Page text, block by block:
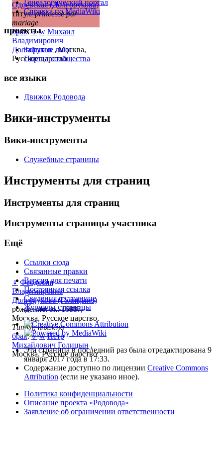
Одоевская (Долгорукова)
титул:princesse par
mariage
брак:♂ w Михаил
Владимирович
Долгоруков, Москва,
Русское царство
♀ Феодосия
Владимировна
Долгорукова (Голицына)
рождение: ок. 1688?,
Москва, Русское царство,
Титул: княжна
брак:♂ w Петр
Михайлович Голицын ,
Москва, Русское царство
Генеалогический портал
Справка по MediaWiki
проекты
Забытые лица
Портал сообщества
все языки
Движок Родовода
Вики-инструменты
Вики-инструменты
Служебные страницы
Инструменты для страниц
Инструменты для страниц
Инструменты страницы участника
Ещё
Ссылки сюда
Связанные правки
Версия для печати
Постоянная ссылка
Сведения о странице
Журналы страницы
Эта страница в последний раз была отредактирована 9
января 2017 года в 17:33.
Содержание доступно по лицензии Creative Commons
Attribution (если не указано иное).
Политика конфиденциальности
Описание проекта «Родовода»
Заявление об ограничении ответственности